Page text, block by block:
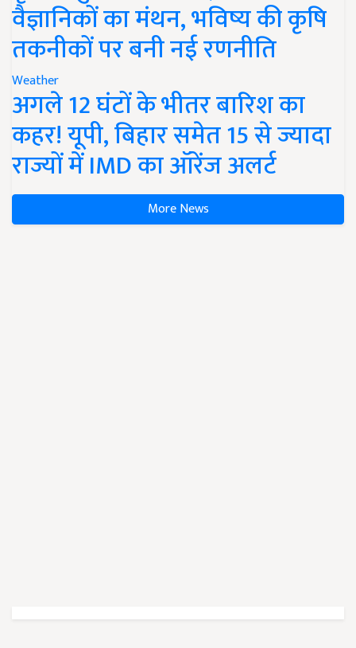
वैज्ञानिकों का मंथन, भविष्य की कृषि
तकनीकों पर बनी नई रणनीति
Weather
अगले 12 घंटों के भीतर बारिश का
कहर! यूपी, बिहार समेत 15 से ज्यादा
राज्यों में IMD का ऑरेंज अलर्ट
More News